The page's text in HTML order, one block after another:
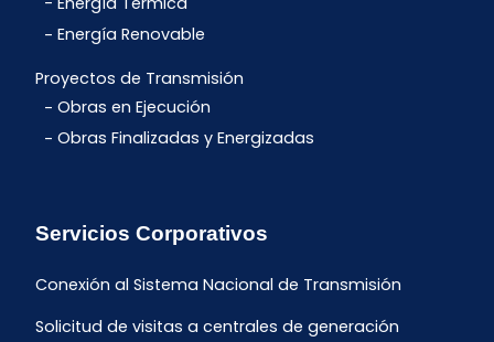
Energía Renovable
Proyectos de Transmisión
Obras en Ejecución
Obras Finalizadas y Energizadas
Servicios Corporativos
Conexión al Sistema Nacional de Transmisión
Solicitud de visitas a centrales de generación